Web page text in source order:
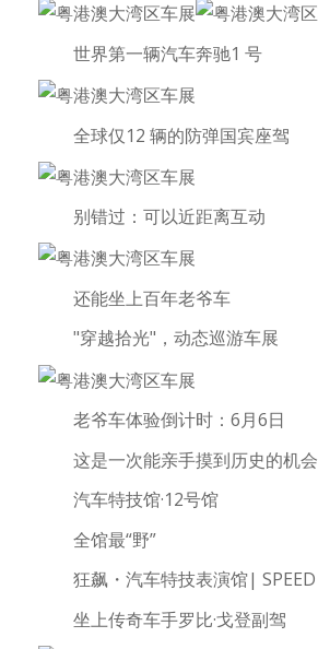
世界第一辆汽车奔驰1 号
全球仅12 辆的防弹国宾座驾
别错过：可以近距离互动
还能坐上百年老爷车
"穿越拾光"，动态巡游车展
老爷车体验倒计时：6月6日
这是一次能亲手摸到历史的机会
汽车特技馆·12号馆
全馆最“野”
狂飙・汽车特技表演馆| SPEED
坐上传奇车手罗比·戈登副驾